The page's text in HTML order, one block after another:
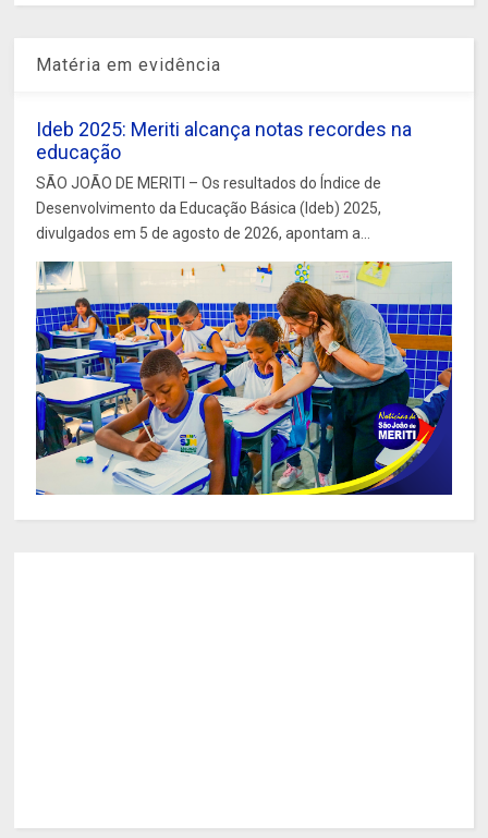
Matéria em evidência
Ideb 2025: Meriti alcança notas recordes na
educação
SÃO JOÃO DE MERITI – Os resultados do Índice de
Desenvolvimento da Educação Básica (Ideb) 2025,
divulgados em 5 de agosto de 2026, apontam a...